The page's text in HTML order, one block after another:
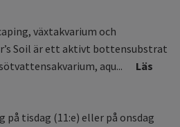
växtakvarium och
Soil är ett aktivt bottensubstrat
aqu...
Läs
på tisdag (11:e) eller på onsdag